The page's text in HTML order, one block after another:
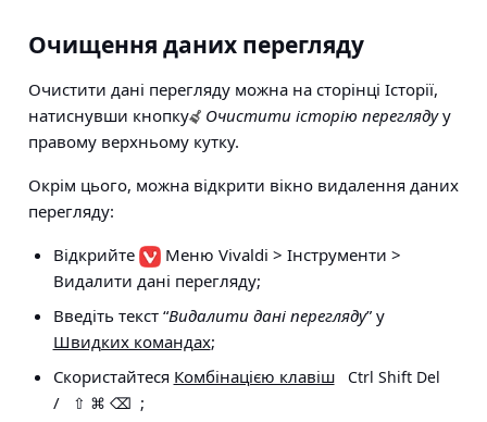
Очищення даних перегляду
Очистити дані перегляду можна на сторінці Історії,
натиснувши кнопку
Очистити історію переглядуу
правому верхньому кутку.
Окрім цього, можна відкрити вікно видалення даних
перегляду:
Відкрийте
Меню Vivaldi > Інструменти >
Видалити дані перегляду;
Введіть текст “Видалити дані перегляду” у
Швидких командах;
Скористайтеся Комбінацією клавіш Ctrl Shift Del
/ ⇧ ⌘ ⌫ ;